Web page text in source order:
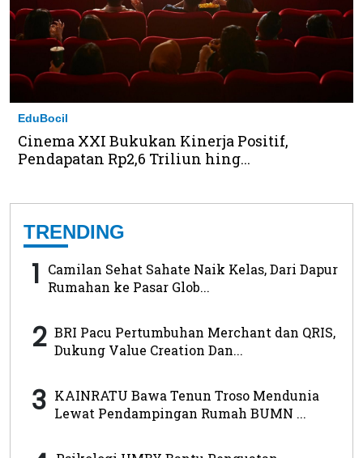
EduBocil
Cinema XXI Bukukan Kinerja Positif,
Pendapatan Rp2,6 Triliun hing...
TRENDING
1 Camilan Sehat Sahate Naik Kelas, Dari Dapur
Rumahan ke Pasar Glob...
2 BRI Pacu Pertumbuhan Merchant dan QRIS,
Dukung Value Creation Dan...
3 KAINRATU Bawa Tenun Troso Mendunia
Lewat Pendampingan Rumah BUMN ...